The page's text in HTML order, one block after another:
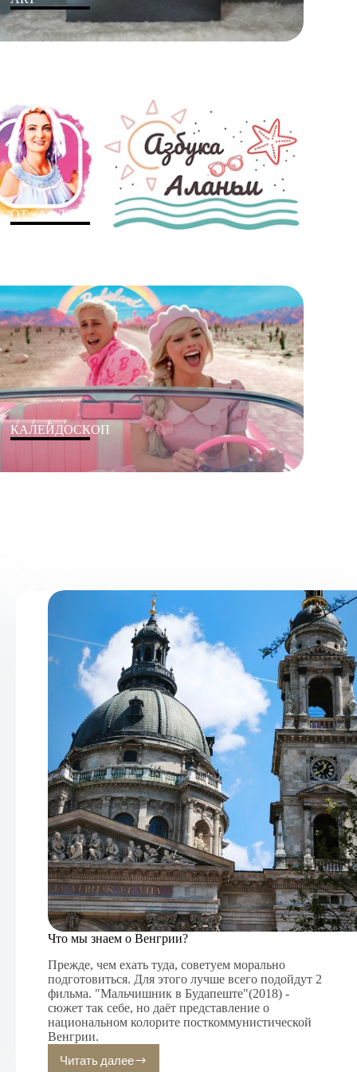
ОТ «А» ДО «Я»
КАЛЕЙДОСКОП
Что мы знаем о Венгрии?
Прежде, чем ехать туда, советуем морально
подготовиться. Для этого лучше всего подойдут 2
фильма. "Мальчишник в Будапеште"(2018) -
сюжет так себе, но даёт представление о
национальном колорите посткоммунистической
Венгрии.
Читать далее
Что